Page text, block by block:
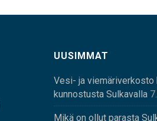
UUSIMMAT
Vesi- ja viemäriverkosto
kunnostusta Sulkavalla
Mikä on ollut parasta